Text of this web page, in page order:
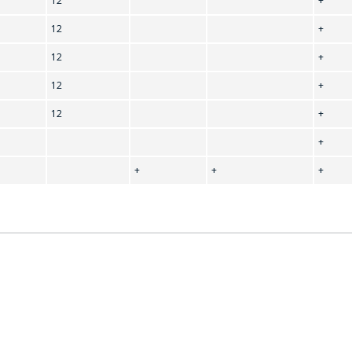
12 +
12 +
12 +
12 +
+
+ + +
本並準備單獨的商業報價。